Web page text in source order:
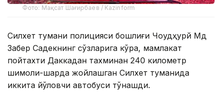
Фото: Мақсат Шағирбаев / Kazinform
Силхет тумани полицияси бошлиғи Чоудҳурй Мд
Забер Садекнинг сўзларига кўра, мамлакат
пойтахти Даккадан тахминан 240 километр
шимоли-шарқда жойлашган Силхет туманида
иккита йўловчи автобуси тўқнашди.